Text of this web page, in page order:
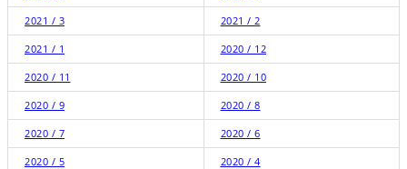
2021 / 3 2021 / 2
2021 / 1 2020 / 12
2020 / 11 2020 / 10
2020 / 9 2020 / 8
2020 / 7 2020 / 6
2020 / 5 2020 / 4